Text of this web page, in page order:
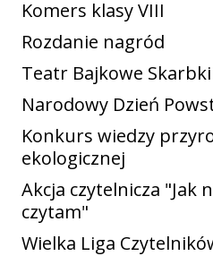
Komers klasy VIII
Rozdanie nagród
Teatr Bajkowe Skarbki
Narodowy Dzień
Konkurs wiedzy
ekologicznej
Akcja czytelnicza "Jak
czytam"
Wielka Liga